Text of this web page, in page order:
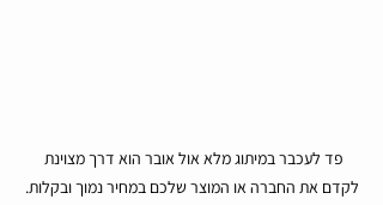
פד לעכבר במיתוג מלא אול אובר הוא דרך מצוינת
לקדם את החברה או המוצר שלכם במחיר נמוך ובקלות.